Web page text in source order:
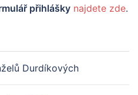
přihlášky najdete zde.
Durdíkových